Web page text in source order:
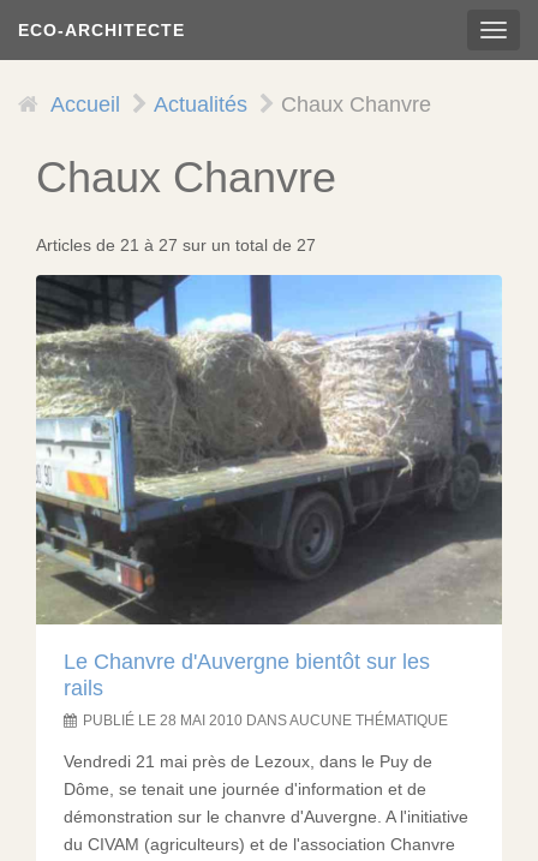
contenu
ECO-ARCHITECTE
Accueil Actualités Chaux Chanvre
Chaux Chanvre
Articles de 21 à 27 sur un total de 27
Le Chanvre d'Auvergne bientôt sur les
rails
PUBLIÉ LE 28 MAI 2010 DANS AUCUNE THÉMATIQUE
Vendredi 21 mai près de Lezoux, dans le Puy de
Dôme, se tenait une journée d'information et de
démonstration sur le chanvre d'Auvergne. A l'initiative
du CIVAM (agriculteurs) et de l'association Chanvre